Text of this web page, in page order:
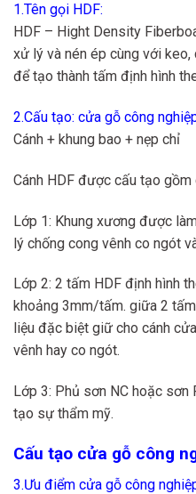
1.Tên gọi HDF:
HDF – Hight Density
xử lý và nén ép cùng với
để tạo thành tấm định hình
2.Cấu tạo: cửa gỗ công
Cánh + khung bao + nẹp chỉ
Cánh HDF được cấu tạo gồm
Lớp 1: Khung xương được
lý chống cong vênh co ngót
Lớp 2: 2 tấm HDF định hình
khoảng 3mm/tấm. giữa 2
liệu đặc biệt giữ cho cánh
vênh hay co ngót.
Lớp 3: Phủ sơn NC hoặc
tạo sự thẩm mỹ.
Cấu tạo cửa gỗ công
3.Ưu điểm cửa gỗ công